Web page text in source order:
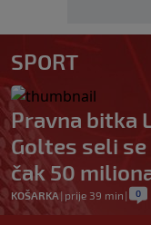
SPORT
Pravna bitka
Goltes seli
čak 50
KOŠARKA | prije 39 min | 0